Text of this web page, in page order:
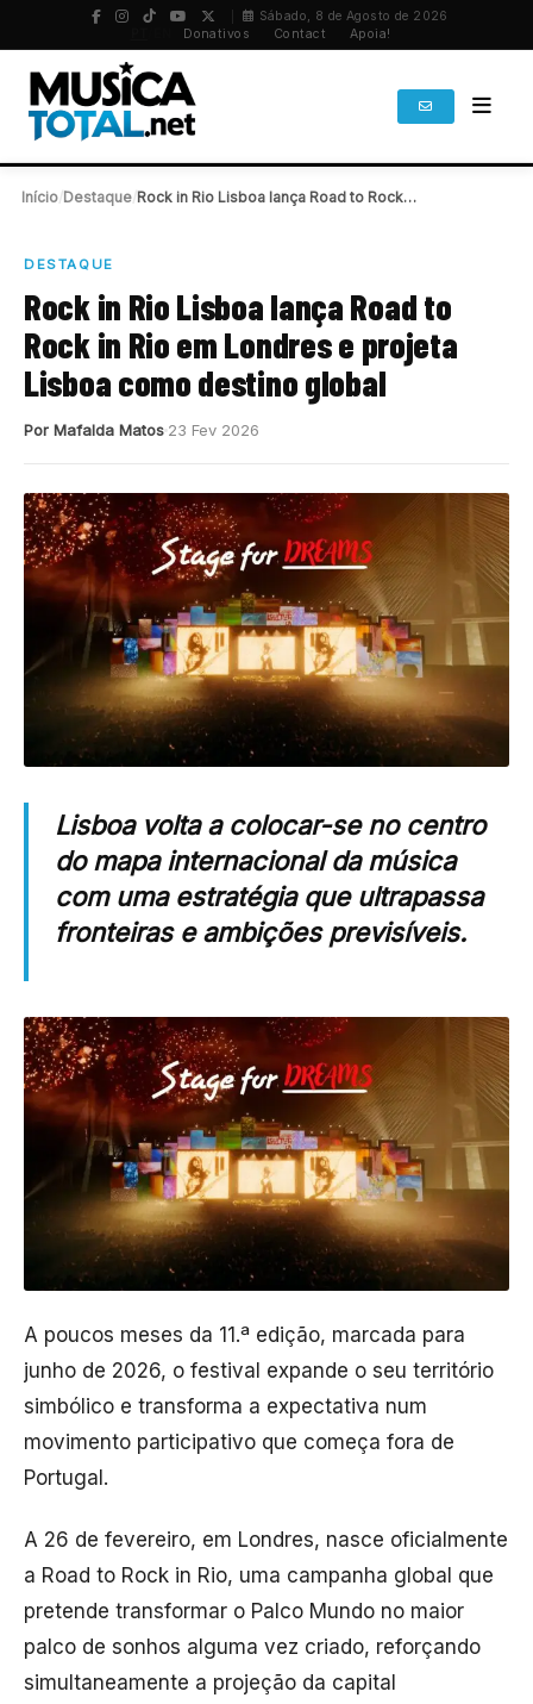
Sábado, 8 de Agosto de 2026
Donativos Contact Apoia!
Início Destaque Rock in Rio Lisboa lança Road to Rock…
DESTAQUE
Rock in Rio Lisboa lança Road to
Rock in Rio em Londres e projeta
Lisboa como destino global
Por Mafalda Matos 23 Fev 2026
Lisboa volta a colocar-se no centro
do mapa internacional da música
com uma estratégia que ultrapassa
fronteiras e ambições previsíveis.
A poucos meses da 11.ª edição, marcada para
junho de 2026, o festival expande o seu território
simbólico e transforma a expectativa num
movimento participativo que começa fora de
Portugal.
A 26 de fevereiro, em Londres, nasce oficialmente
a Road to Rock in Rio, uma campanha global que
pretende transformar o Palco Mundo no maior
palco de sonhos alguma vez criado, reforçando
simultaneamente a projeção da capital